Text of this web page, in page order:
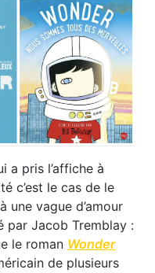
a pris l’affiche à
c’est le cas de le
une vague d’amour
par Jacob Tremblay :
le roman Wonder
de plusieurs